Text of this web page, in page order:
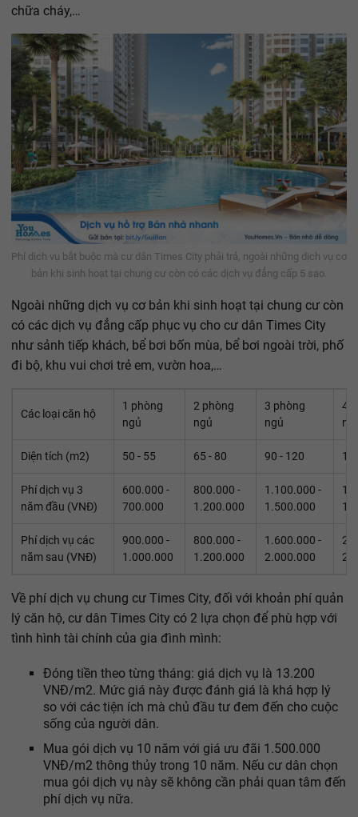
chữa cháy,…
Phí dịch vụ bắt buộc mà cư dân Times City phải trả, ngoài những dịch vụ cơ
bản khi sinh hoạt tại chung cư còn có các dịch vụ đẳng cấp 5 sao.
Ngoài những dịch vụ cơ bản khi sinh hoạt tại chung cư còn
có các dịch vụ đẳng cấp phục vụ cho cư dân Times City
như sảnh tiếp khách, bể bơi bốn mùa, bể bơi ngoài trời, phố
đi bộ, khu vui chơi trẻ em, vườn hoa,…
Các loại căn hộ
1 phòng
ngủ
2 phòng
ngủ
3 phòng
ngủ
4
Diện tích (m2) 50 - 55 65 - 80 90 - 120
Phí dịch vụ 3
năm đầu (VNĐ)
600.000 -
700.000
800.000 -
1.200.000
1.100.000 -
1.500.000
Phí dịch vụ các
năm sau (VNĐ)
900.000 -
1.000.000
800.000 -
1.200.000
1.600.000 -
2.000.000
Về phí dịch vụ chung cư Times City, đối với khoản phí quản
lý căn hộ, cư dân Times City có 2 lựa chọn để phù hợp với
tình hình tài chính của gia đình mình:
Đóng tiền theo từng tháng: giá dịch vụ là 13.200
VNĐ/m2. Mức giá này được đánh giá là khá hợp lý
so với các tiện ích mà chủ đầu tư đem đến cho cuộc
sống của người dân.
Mua gói dịch vụ 10 năm với giá ưu đãi 1.500.000
VNĐ/m2 thông thủy trong 10 năm. Nếu cư dân chọn
mua gói dịch vụ này sẽ không cần phải quan tâm đến
phí dịch vụ nữa.